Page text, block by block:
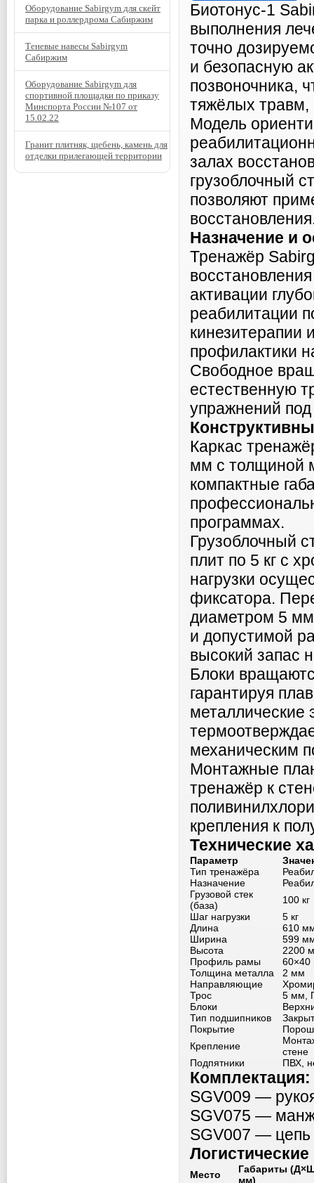
Биотонус-1
выполнения
точно
и безопасную
позвоночника,
тяжёлых травм,
Модель
залах
грузоблочный
позволяют
Назначение и
Тренажёр
активации
реабилитации
кинезитерапии
профилактики
Свободное
естественную
упражнений
Каркас
мм с толщиной
компактные
программах.
Грузоблочный
плит по 5 кг с
нагрузки
фиксатора.
диаметром 5
и допустимой
высокий запас
Блоки
гарантируя
механическим
Монтажные
тренажёр к
крепления к
Технические
Параметр
Тип тренажёра
Назначение
Грузовой стек
(база)
100 кг
Шаг нагрузки
5 кг
Длина
610
Ширина
599
Высота
2200
Профиль рамы
Толщина металла
2 мм
Направляющие
Трос
5 мм,
Блоки
Тип подшипников
Покрытие
Крепление
стене
Подпятники
ПВХ,
Комплектация:
SGV009 —
SGV075 —
SGV007 — цепь
Место
Габариты
мм)
Оборудование Sabirgym для скейт
парка и роллердрома Сабиржим
Теневые навесы Sabirgym
Сабиржим
Оборудование Sabirgym для
спортивной площадки по приказу
Минспорта России №107 от
15.02.22
Гранит плитняк, щебень, камень для
отделки прилегающей территории